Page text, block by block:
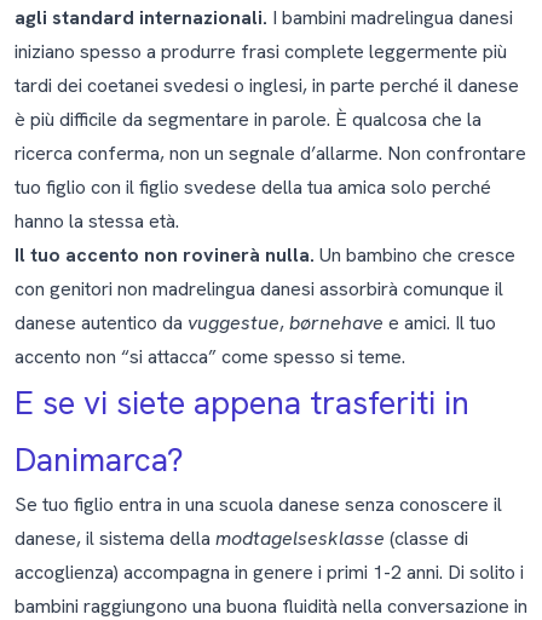
agli standard internazionali. I bambini madrelingua danesi
iniziano spesso a produrre frasi complete leggermente più
tardi dei coetanei svedesi o inglesi, in parte perché il danese
è più difficile da segmentare in parole. È qualcosa che la
ricerca conferma, non un segnale d’allarme. Non confrontare
tuo figlio con il figlio svedese della tua amica solo perché
hanno la stessa età.
Il tuo accento non rovinerà nulla. Un bambino che cresce
con genitori non madrelingua danesi assorbirà comunque il
danese autentico da vuggestue,børnehave e amici. Il tuo
accento non “si attacca” come spesso si teme.
E se vi siete appena trasferiti in
Danimarca?
Se tuo figlio entra in una scuola danese senza conoscere il
danese, il sistema della modtagelsesklasse (classe di
accoglienza) accompagna in genere i primi 1-2 anni. Di solito i
bambini raggiungono una buona fluidità nella conversazione in